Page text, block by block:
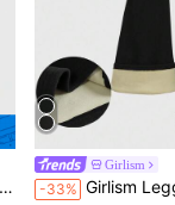
Girlism
-33% Girlism Leggings acampanados de cintura alta, gruesos